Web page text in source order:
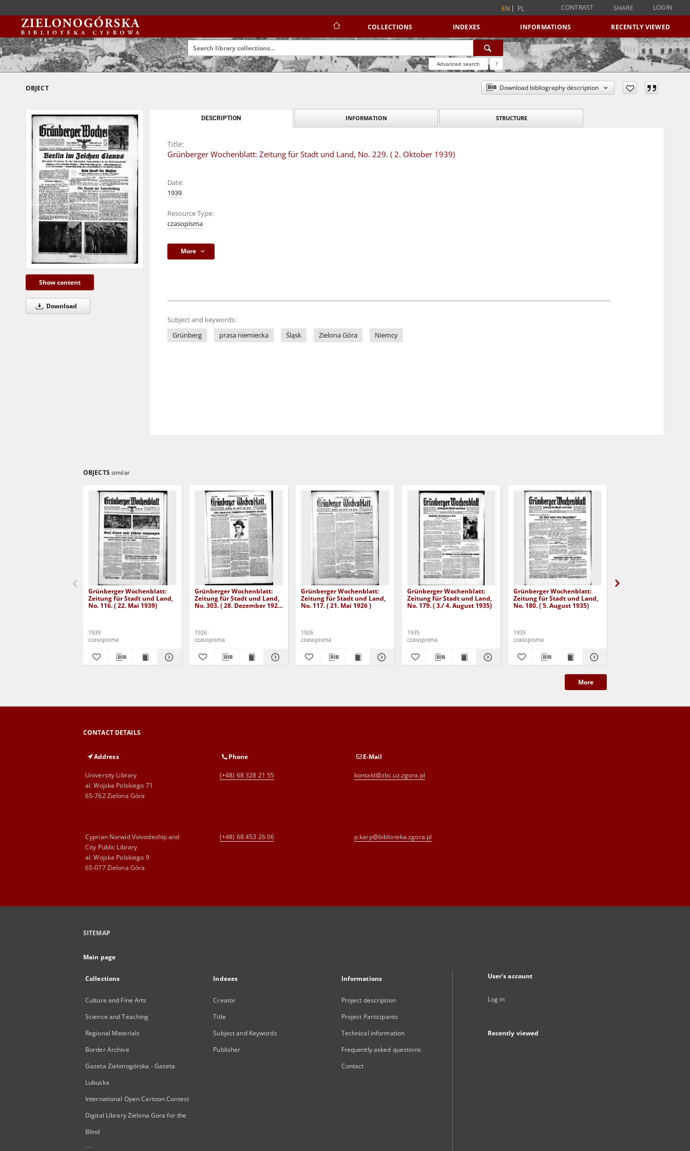
EN PL CONTRAST SHARE LOGIN
COLLECTIONS INDEXES INFORMATIONS RECENTLY VIEWED
Advanced search ?
OBJECT Download bibliography description
Show content
Download
DESCRIPTION INFORMATION STRUCTURE
Title:
Grünberger Wochenblatt: Zeitung für Stadt und Land, No. 229. ( 2. Oktober 1939)
Date:
1939
Resource Type:
czasopisma
More
Subject and keywords:
Grünberg
prasa niemiecka Śląsk Zielona Góra Niemcy
OBJECTS similar
Grünberger Wochenblatt:
Zeitung für Stadt und Land,
No. 116. ( 22. Mai 1939)
1939
czasopisma
Grünberger Wochenblatt:
Zeitung für Stadt und Land,
No. 303. ( 28. Dezember 1926
1926
czasopisma
Grünberger Wochenblatt:
Zeitung für Stadt und Land,
No. 117. ( 21. Mai 1926 )
1926
czasopisma
Grünberger Wochenblatt:
Zeitung für Stadt und Land,
No. 179. ( 3./ 4. August 1935)
1935
czasopisma
Grünberger Wochenblatt:
Zeitung für Stadt und Land,
No. 180. ( 5. August 1935)
1935
czasopisma
More
CONTACT DETAILS
Address
University Library
al. Wojska Polskiego 71
65-762 Zielona Góra
Phone
(+48) 68 328 21 55
E-Mail
kontakt@zbc.uz.zgora.pl
Cyprian Norwid Voivodeship and
City Public Library
al. Wojska Polskiego 9
65-077 Zielona Góra
(+48) 68 453 26 06 p.karp@biblioteka.zgora.pl
SITEMAP
Main page
Collections
Culture and Fine Arts
Science and Teaching
Regional Materials
Border Archive
Gazeta Zielonogórska - Gazeta
Lubuska
International Open Cartoon Contest
Digital Library Zielona Gora for the
Blind
...
Indexes
Creator
Title
Subject and Keywords
Publisher
Informations
Project description
Project Participants
Technical information
Frequently asked questions
Contact
User's account
Log in
Recently viewed